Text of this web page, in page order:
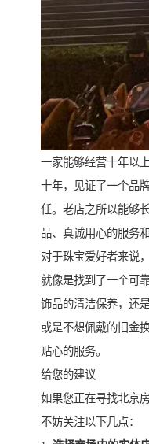
一家能够经营十年以
十年，见证了一个品
任。老店之所以能够
品、真诚用心的服务
对于珠宝爱好者来说
就像是找到了一个可
饰品的清洁保养，还
或是不想佩戴的旧金
贴心的服务。
给您的建议
如果您正在寻找北京
不妨关注以下几点：